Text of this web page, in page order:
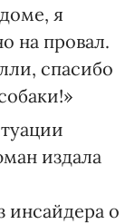
я
на провал.
спасибо
издала
инсайдера о